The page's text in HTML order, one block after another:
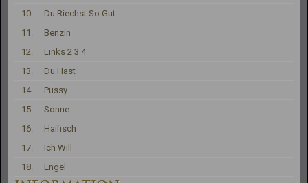
10.
Du Riechst So Gut
11.
Benzin
12.
Links 2 3 4
13.
Du Hast
14.
Pussy
15.
Sonne
16.
Haifisch
17.
Ich Will
18.
Engel